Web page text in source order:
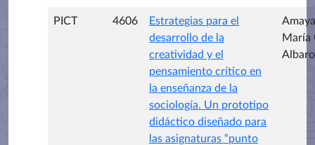
PICT 4606
Estrategias para el
desarrollo de la
creatividad y el
pensamiento crítico en
la enseñanza de la
sociología. Un prototipo
didáctico diseñado para
las asignaturas “punto
Amaya
María